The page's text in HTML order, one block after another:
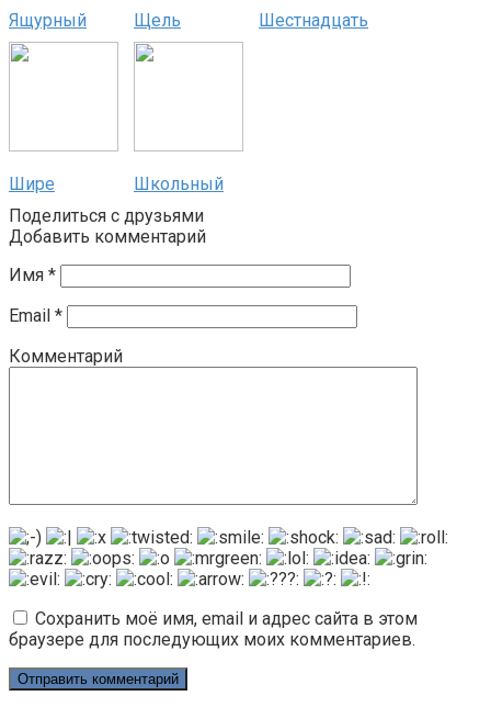
Ящурный Щель Шестнадцать
Шире
Школьный
Поделиться с друзьями
Добавить комментарий
Имя *
Email *
Комментарий
Сохранить моё имя, email и адрес сайта в этом
браузере для последующих моих комментариев.